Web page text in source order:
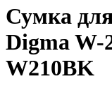
Сумка
Digma W-
W210BK